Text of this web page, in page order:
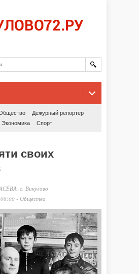
Дежурный репортер
Экономика
Спорт
своих
с. Викулово
- Общество